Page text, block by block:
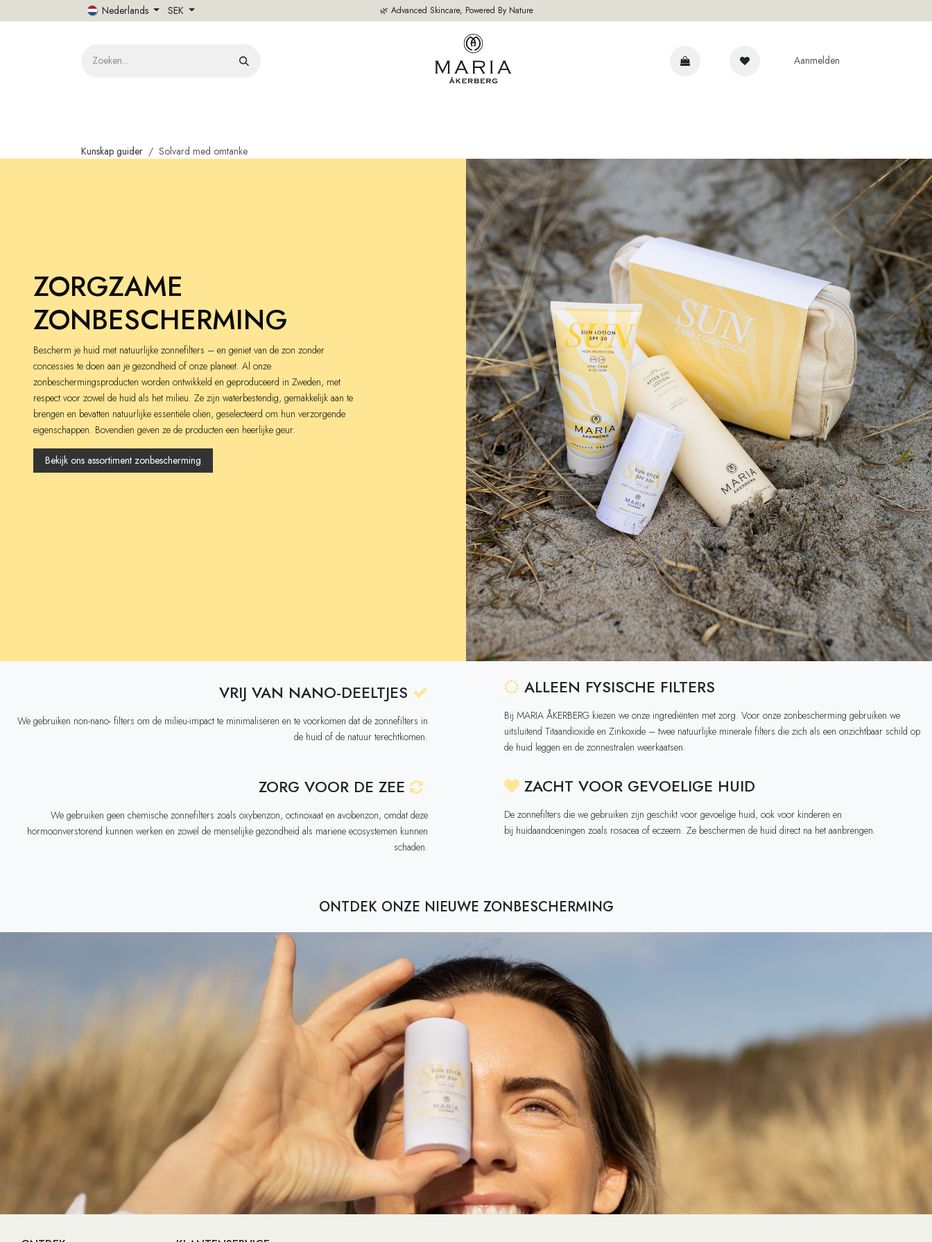
Overslaan naar inhoud Nederlands SEK 🌿 Advanced Skincare, Powered By Nature
Aanmelden
Kunskap guider Solvard med omtanke
ZORGZAME
ZONBESCHERMING
Bescherm je huid met natuurlijke zonnefilters – en geniet van de zon zonder
concessies te doen aan je gezondheid of onze planeet. Al onze
zonbeschermingsproducten worden ontwikkeld en geproduceerd in Zweden, met
respect voor zowel de huid als het milieu. Ze zijn waterbestendig, gemakkelijk aan te
brengen en bevatten natuurlijke essentiële oliën, geselecteerd om hun verzorgende
eigenschappen. Bovendien geven ze de producten een heerlijke geur.
Bekijk ons assortiment zonbescherming
VRIJ VAN NANO-DEELTJES
We gebruiken non-nano- filters om de milieu-impact te minimaliseren en te voorkomen dat de zonnefilters in
de huid of de natuur terechtkomen.
ZORG VOOR DE ZEE
We gebruiken geen chemische zonnefilters zoals oxybenzon, octinoxaat en avobenzon, omdat deze
hormoonverstorend kunnen werken en zowel de menselijke gezondheid als mariene ecosystemen kunnen
schaden.
ALLEEN FYSISCHE FILTERS
Bij MARIA ÅKERBERG kiezen we onze ingrediënten met zorg. Voor onze zonbescherming gebruiken we
uitsluitend Titaandioxide en Zinkoxide – twee natuurlijke minerale filters die zich als een onzichtbaar schild op
de huid leggen en de zonnestralen weerkaatsen.
ZACHT VOOR GEVOELIGE HUID
De zonnefilters die we gebruiken zijn geschikt voor gevoelige huid, ook voor kinderen en
bij huidaandoeningen zoals rosacea of eczeem. Ze beschermen de huid direct na het aanbrengen.
ONTDEK ONZE NIEUWE ZONBESCHERMING